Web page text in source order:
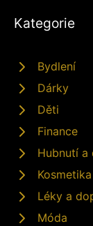
Kategorie
Bydlení
Dárky
Děti
Finance
Hubnutí a
Kosmetika
Léky a
Móda